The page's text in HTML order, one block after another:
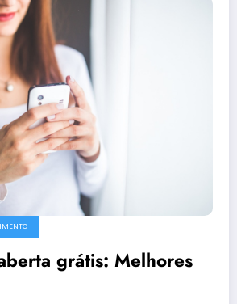
grátis: Melhores